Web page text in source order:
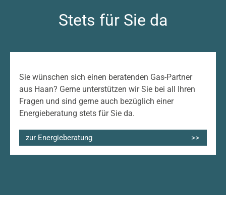
Stets für Sie da
Sie wünschen sich einen beratenden Gas-Partner
aus Haan? Gerne unterstützen wir Sie bei all Ihren
Fragen und sind gerne auch bezüglich einer
Energieberatung stets für Sie da.
zur Energieberatung